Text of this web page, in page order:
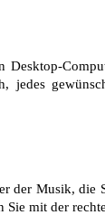
jedes
der Musik, die
mit der